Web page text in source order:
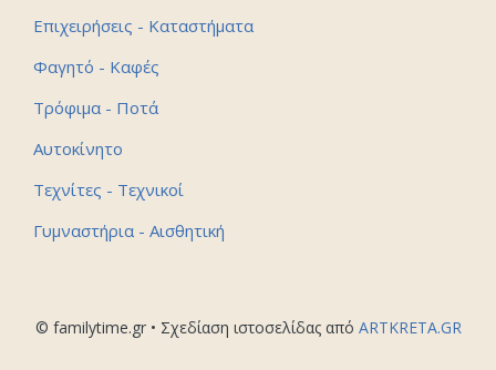
Επιχειρήσεις - Καταστήματα
Φαγητό - Καφές
Τρόφιμα - Ποτά
Αυτοκίνητο
Τεχνίτες - Τεχνικοί
Γυμναστήρια - Αισθητική
© familytime.gr • Σχεδίαση ιστοσελίδας από ARTKRETA.GR